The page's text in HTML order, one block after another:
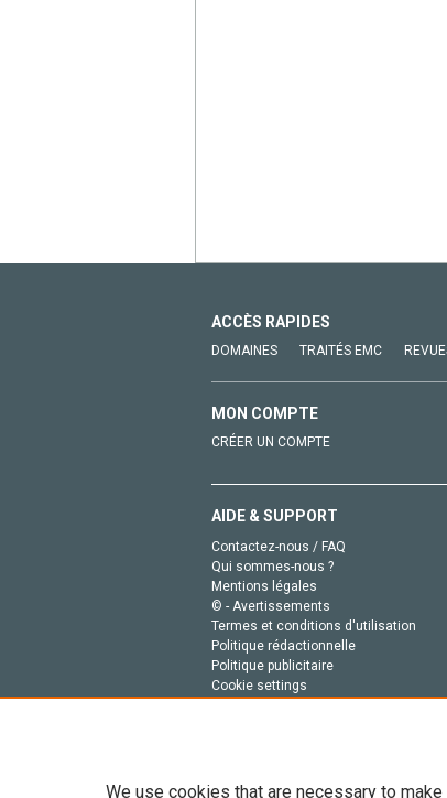
ACCÈS RAPIDES
DOMAINES TRAITÉS EMC
MON COMPTE
CRÉER UN COMPTE
AIDE & SUPPORT
Contactez-nous / FAQ
Qui sommes-nous ?
Mentions légales
© - Avertissements
Termes et conditions d'utilisation
Politique rédactionnelle
Politique publicitaire
Cookie settings
We use cookies that are necessary to